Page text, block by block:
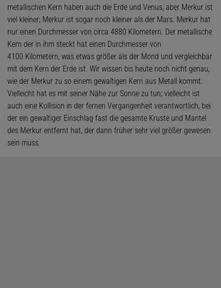
metallischen Kern haben auch die Erde und Venus, aber Merkur ist
viel kleiner; Merkur ist sogar noch kleiner als der Mars. Merkur hat
nur einen Durchmesser von circa 4880 Kilometern. Der metallische
Kern der in ihm steckt hat einen Durchmesser von
4100 Kilometern, was etwas größer als der Mond und vergleichbar
mit dem Kern der Erde ist. Wir wissen bis heute noch nicht genau,
wie der Merkur zu so einem gewaltigen Kern aus Metall kommt.
Vielleicht hat es mit seiner Nähe zur Sonne zu tun; vielleicht ist
auch eine Kollision in der fernen Vergangenheit verantwortlich, bei
der ein gewaltiger Einschlag fast die gesamte Kruste und Mantel
des Merkur entfernt hat, der dann früher sehr viel größer gewesen
sein muss.